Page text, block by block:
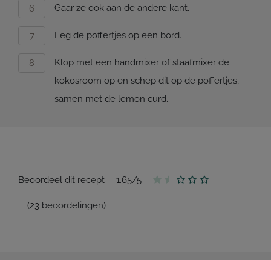
Gaar ze ook aan de andere kant.
Leg de poffertjes op een bord.
Klop met een handmixer of staafmixer de
kokosroom op en schep dit op de poffertjes,
samen met de lemon curd.
Beoordeel dit recept 1.65/5
(23 beoordelingen)